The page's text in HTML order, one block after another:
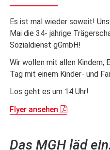
Es ist mal wieder soweit!
Mai die 34- jährige
Sozialdienst gGmbH!
Wir wollen mit allen Kindern,
Tag mit einem Kinder- und
Los geht es um 14 Uhr!
Flyer ansehen
Das MGH läd